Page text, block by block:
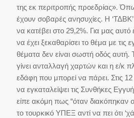
της εκ περιτροπής προεδρίας».
έχουν σοβαρές ανησυχίες. Η
να κατέβει στο 29,2%. Για μας αυτό
να έχει ξεκαθαρίσει το θέμα με τις
θέματα δεν είναι σωστή οδός αυτή.
γίνει ανταλλαγή χαρτών και η ε/κ
εδάφη που μπορεί να πάρει. Στις 12
να εγκαταλείψει τις Συνθήκες
είπε ακόμη πως “όταν διακόπηκαν
το τουρκικό ΥΠΕΞ αντί να πει ότι